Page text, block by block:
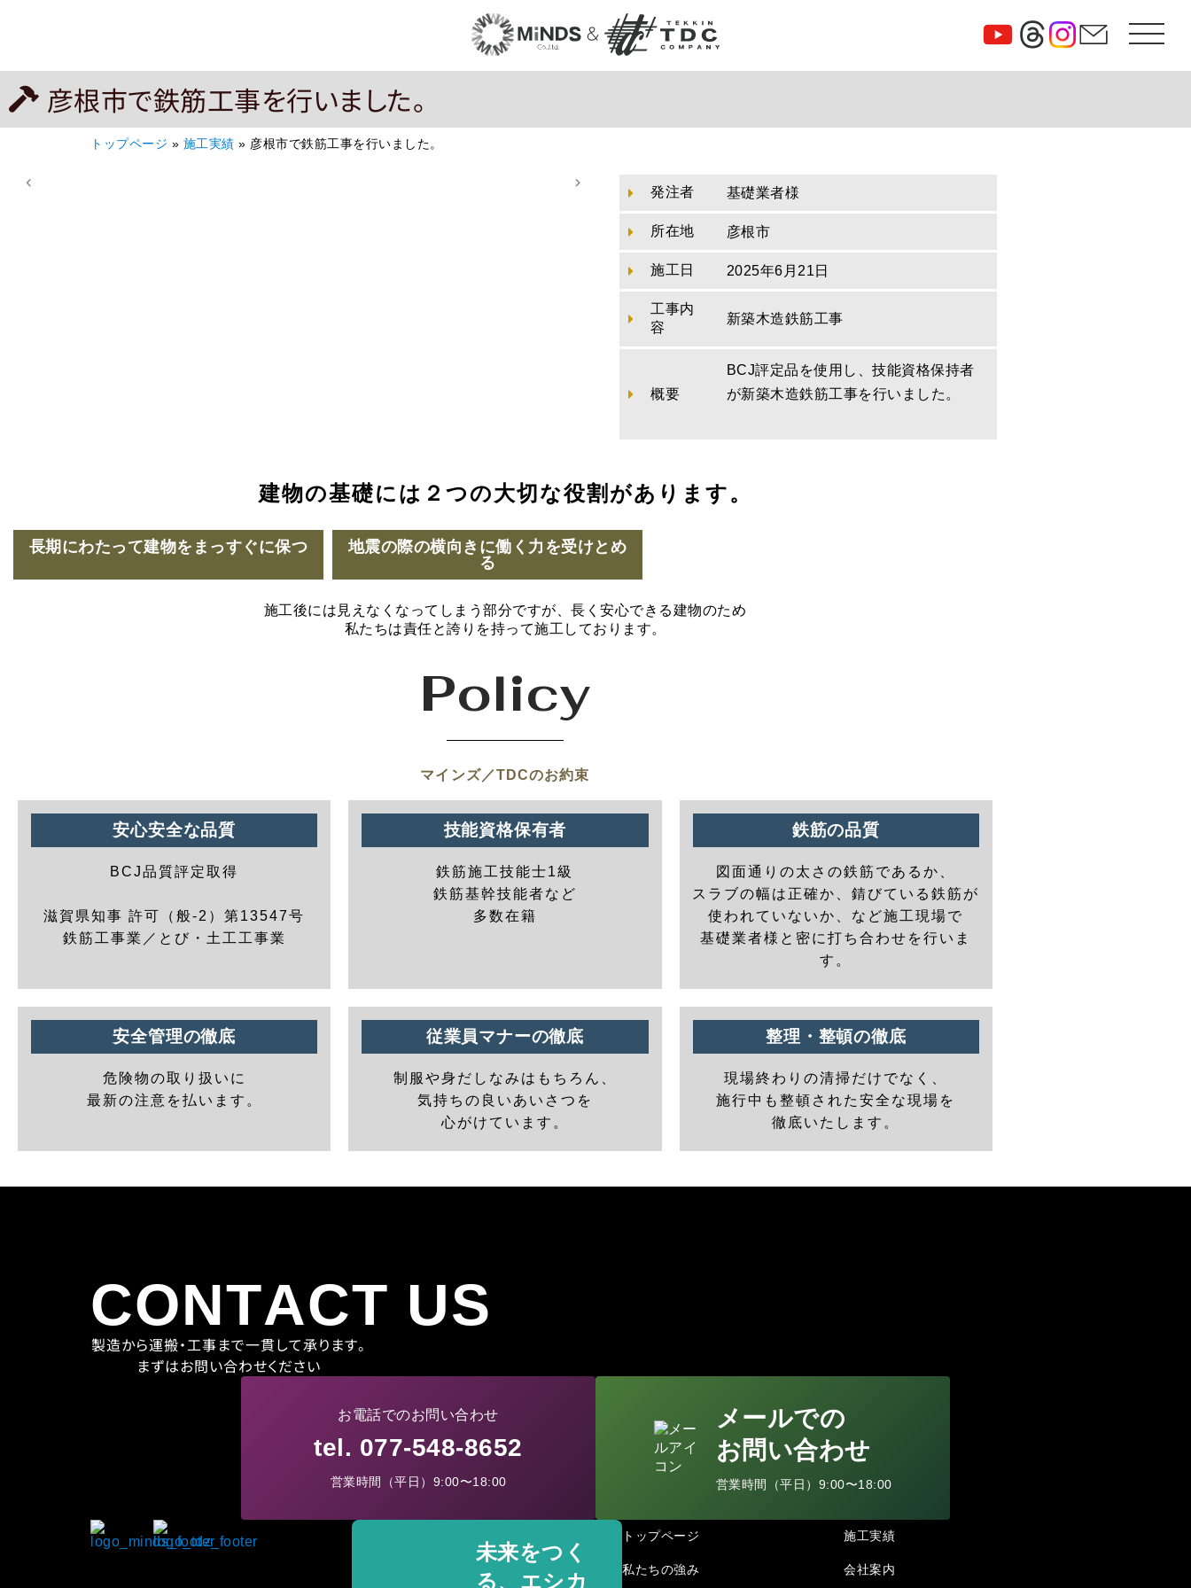
彦根市で鉄筋工事を行いました。
トップページ » 施工実績 » 彦根市で鉄筋工事を行いました。
発注者 基礎業者様
所在地 彦根市
施工日 2025年6月21日
工事内
容
新築木造鉄筋工事
概要
BCJ評定品を使用し、技能資格保持者
が新築木造鉄筋工事を行いました。
建物の基礎には２つの大切な役割があります。
長期にわたって建物をまっすぐに保つ
地震の際の横向きに働く力を受けとめ
る
施工後には見えなくなってしまう部分ですが、長く安心できる建物のため
私たちは責任と誇りを持って施工しております。
Policy
マインズ／TDCのお約束
安心安全な品質
BCJ品質評定取得
滋賀県知事 許可（般-2）第13547号
鉄筋工事業／とび・土工工事業
技能資格保有者
鉄筋施工技能士1級
鉄筋基幹技能者など
多数在籍
鉄筋の品質
図面通りの太さの鉄筋であるか、
スラブの幅は正確か、錆びている鉄筋が
使われていないか、など施工現場で
基礎業者様と密に打ち合わせを行いま
す。
安全管理の徹底
危険物の取り扱いに
最新の注意を払います。
従業員マナーの徹底
制服や身だしなみはもちろん、
気持ちの良いあいさつを
心がけています。
整理・整頓の徹底
現場終わりの清掃だけでなく、
施行中も整頓された安全な現場を
徹底いたします。
CONTACT US
製造から運搬・工事まで一貫して承ります。
まずはお問い合わせください
お電話でのお問い合わせ
tel. 077-548-8652
営業時間（平日）9:00〜18:00
メールでの
お問い合わせ
営業時間（平日）9:00〜18:00
未来をつく
る、エシカ
トップページ
私たちの強み
施工実績
会社案内